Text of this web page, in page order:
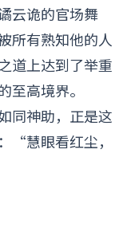
云诡的官场舞
所有熟知他的人
道上达到了举重
至高境界。
同神助，正是这
“慧眼看红尘，